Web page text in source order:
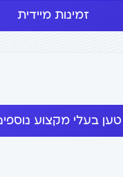
זמינות מיידית
טען בעלי מקצוע